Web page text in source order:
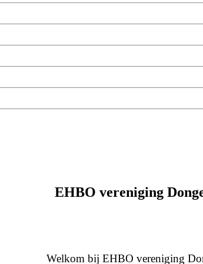
EHBO vereniging
Welkom bij EHBO vereniging